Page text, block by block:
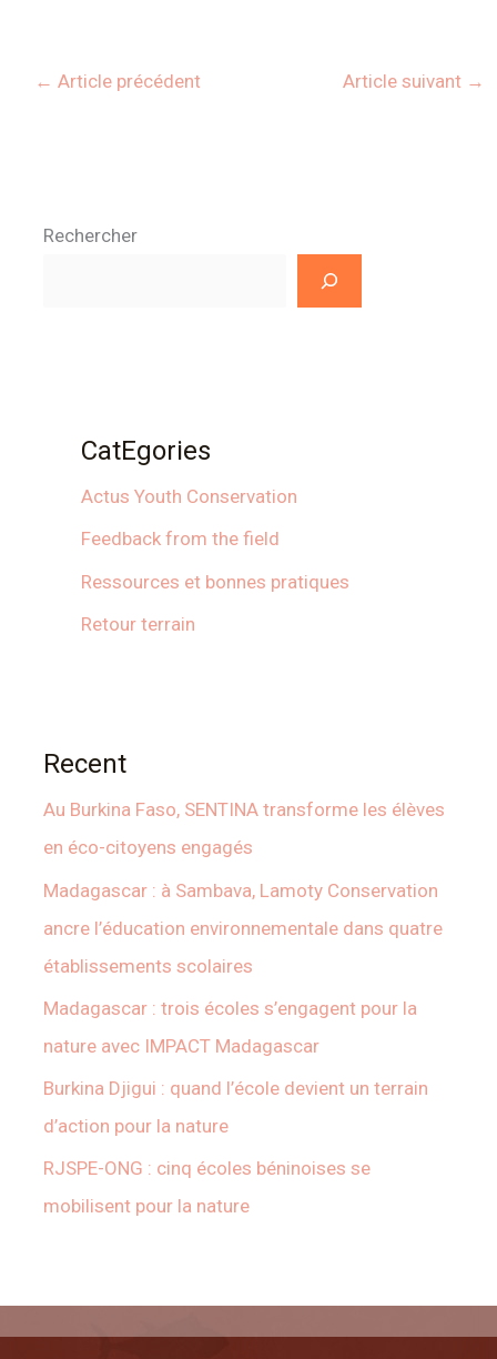
← Article précédent Article suivant →
Rechercher
CatEgories
Actus Youth Conservation
Feedback from the field
Ressources et bonnes pratiques
Retour terrain
Recent
Au Burkina Faso, SENTINA transforme les élèves
en éco-citoyens engagés
Madagascar : à Sambava, Lamoty Conservation
ancre l’éducation environnementale dans quatre
établissements scolaires
Madagascar : trois écoles s’engagent pour la
nature avec IMPACT Madagascar
Burkina Djigui : quand l’école devient un terrain
d’action pour la nature
RJSPE-ONG : cinq écoles béninoises se
mobilisent pour la nature